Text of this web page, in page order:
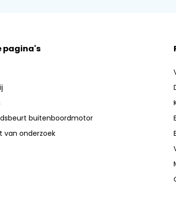
pagina's
buitenboordmotor
van onderzoek